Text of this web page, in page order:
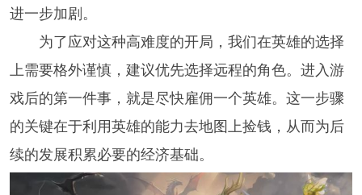
进一步加剧。
为了应对这种高难度的开局，我们在英雄的选择
上需要格外谨慎，建议优先选择远程的角色。进入游
戏后的第一件事，就是尽快雇佣一个英雄。这一步骤
的关键在于利用英雄的能力去地图上捡钱，从而为后
续的发展积累必要的经济基础。